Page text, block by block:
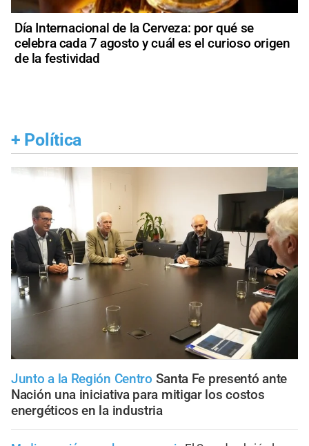
Día Internacional de la Cerveza: por qué se
celebra cada 7 agosto y cuál es el curioso origen
de la festividad
+ Política
Junto a la Región Centro Santa Fe presentó ante
Nación una iniciativa para mitigar los costos
energéticos en la industria